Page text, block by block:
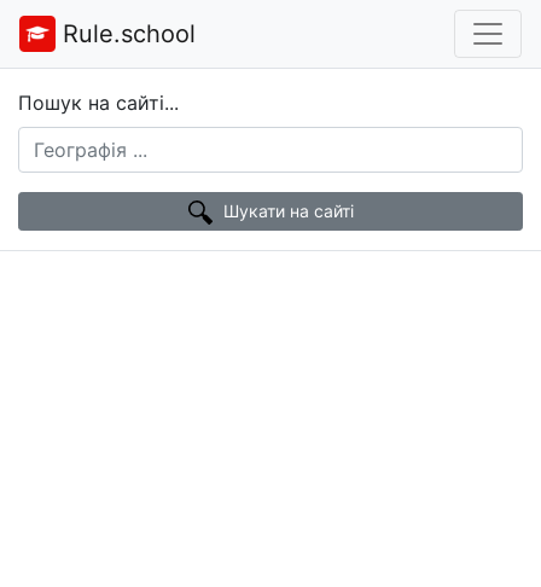
Rule.school
Пошук на сайті...
Шукати на сайті